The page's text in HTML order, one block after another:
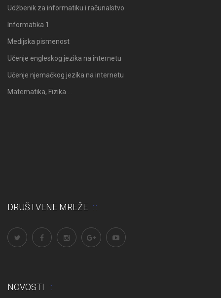
Udžbenik za informatiku i računalstvo
Informatika 1
Medijska pismenost
Učenje engleskog jezika na internetu
Učenje njemačkog jezika na internetu
Matematika, Fizika …
DRUŠTVENE MREŽE
NOVOSTI